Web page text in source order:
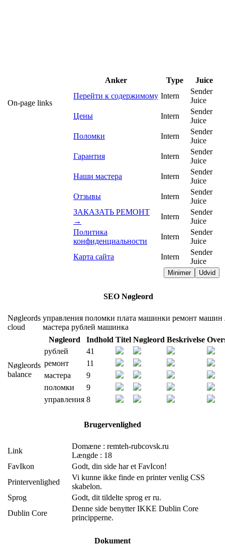
On-page links
Anker Type
Juice
Перейти к содержимому Intern
Sender
Juice
Цены
Intern
Sender
Juice
Поломки
Intern
Sender
Juice
Гарантия
Intern
Sender
Juice
Наши мастера
Intern
Sender
Juice
Отзывы
Intern
Sender
Juice
ЗАКАЗАТЬ РЕМОНТ
→
Intern
Sender
Juice
Политика
конфиденциальности
Intern
Sender
Juice
Карта сайта
Intern
Sender
Juice
Udvid
Minimer
SEO Nøgleord
Nøgleords
cloud
управления поломки плата машинки ремонт машин
мастера рублей машинка
Nøgleords
balance
Nøgleord Indhold Titel Nøgleord Beskrivelse
рублей
41
ремонт
11
мастера
9
поломки
9
управления 8
Brugervenlighed
Link
Domæne : remteh-rubcovsk.ru
Længde : 18
FavIkon
Godt, din side har et FavIcon!
Printervenlighed
Vi kunne ikke finde en printer venlig CSS
skabelon.
Sprog
Godt, dit tildelte sprog er ru.
Dublin Core
Denne side benytter IKKE Dublin Core
principperne.
Dokument